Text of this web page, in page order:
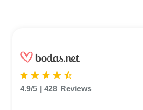
4.9/5 428 Reviews